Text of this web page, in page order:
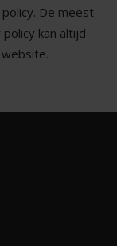
De meest
kan altijd